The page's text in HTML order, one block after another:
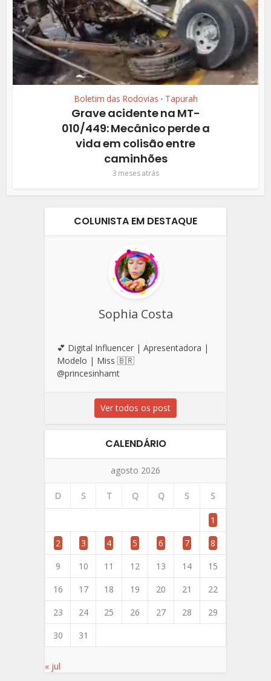
Boletim das Rodovias • Tapurah
Grave acidente na MT-
010/449: Mecânico perde a
vida em colisão entre
caminhões
3 meses atrás
COLUNISTA EM DESTAQUE
Sophia Costa
💕 Digital Influencer | Apresentadora |
Modelo | Miss 🇧🇷
@princesinhamt
Ver todos os post
CALENDÁRIO
agosto 2026
D S T Q Q S S
1
2
3 4 5 6 7
8
9
10 11 12 13 14
15
16
17 18 19 20 21
22
23
24 25 26 27 28
29
30
31
« jul